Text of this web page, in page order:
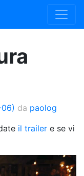
da paolog
il trailer e se vi